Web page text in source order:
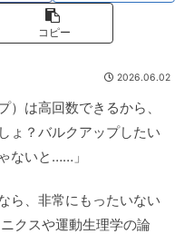
コピー
2026.06.02
）は高回数できるから、
ょ？バルクアップしたい
ないと……」
ら、非常にもったいない
クスや運動生理学の論